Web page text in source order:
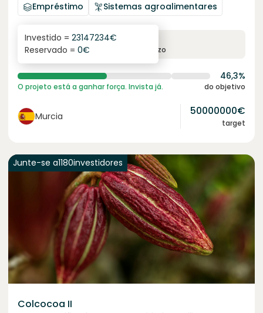
Empréstimo
Sistemas agroalimentares
6.3%
juro anual prazo
Investido = 23147234€
Reservado = 0€
46,3%
O projeto está a ganhar força. Invista já. do objetivo
Murcia 50000000€
target
Junte-se a1180investidores
Colcocoa II